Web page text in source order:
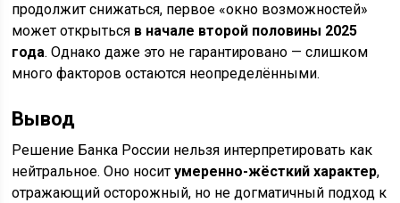
продолжит снижаться, первое «окно возможностей»
может открыться в начале второй половины 2025
года. Однако даже это не гарантировано — слишком
много факторов остаются неопределёнными.
Вывод
Решение Банка России нельзя интерпретировать как
нейтральное. Оно носитумеренно-жёсткий характер,
отражающий осторожный, но не догматичный подход к